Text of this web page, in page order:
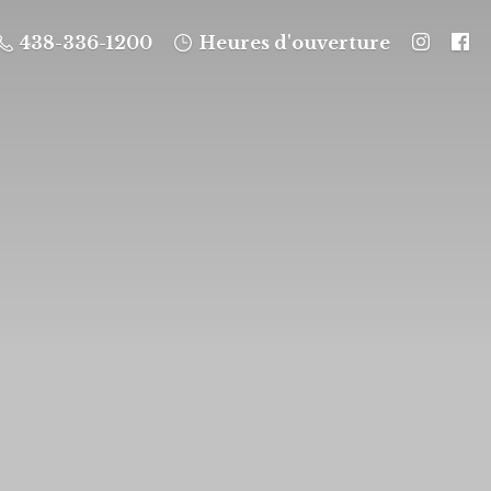
438-336-1200 Heures d'ouverture